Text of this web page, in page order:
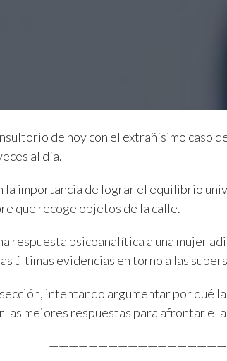
de hoy con el extrañísimo caso
al día.
la importancia de lograr el equilibrio
que recoge objetos de la calle.
respuesta psicoanalítica a una mujer
últimas evidencias en torno a las
intentando argumentar por qué
las mejores respuestas para afrontar el